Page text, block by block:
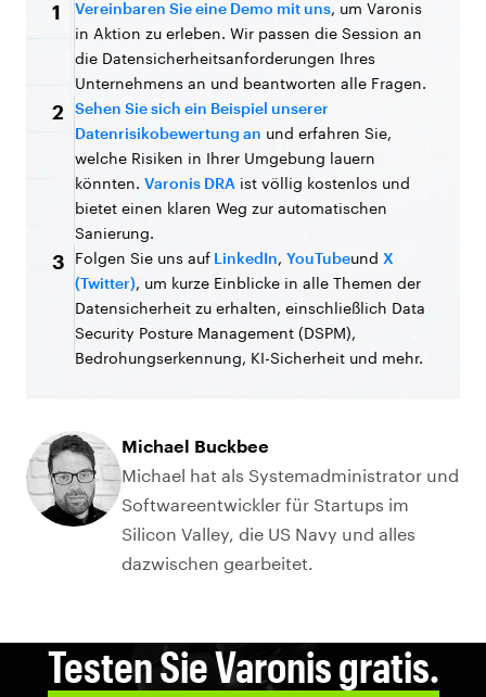
1 Vereinbaren Sie eine Demo mit uns, um Varonis
in Aktion zu erleben. Wir passen die Session an
die Datensicherheitsanforderungen Ihres
Unternehmens an und beantworten alle Fragen.
2
Sehen Sie sich ein Beispiel unserer
Datenrisikobewertung an und erfahren Sie,
welche Risiken in Ihrer Umgebung lauern
könnten. Varonis DRA ist völlig kostenlos und
bietet einen klaren Weg zur automatischen
Sanierung.
3 Folgen Sie uns auf LinkedIn, YouTubeund X
(Twitter), um kurze Einblicke in alle Themen der
Datensicherheit zu erhalten, einschließlich Data
Security Posture Management (DSPM),
Bedrohungserkennung, KI-Sicherheit und mehr.
Michael Buckbee
Michael hat als Systemadministrator und
Softwareentwickler für Startups im
Silicon Valley, die US Navy und alles
dazwischen gearbeitet.
Testen Sie Varonis gratis.